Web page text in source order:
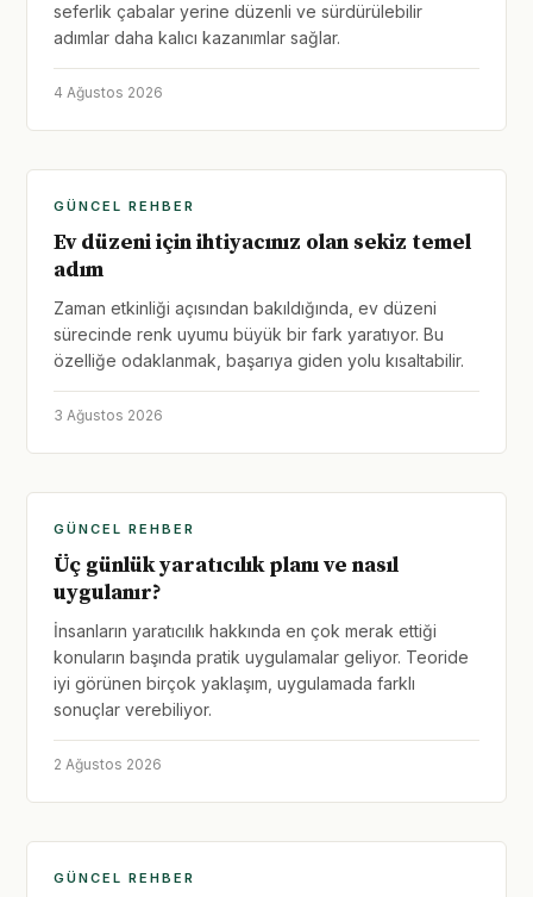
seferlik çabalar yerine düzenli ve sürdürülebilir
adımlar daha kalıcı kazanımlar sağlar.
4 Ağustos 2026
GÜNCEL REHBER
Ev düzeni için ihtiyacınız olan sekiz temel
adım
Zaman etkinliği açısından bakıldığında, ev düzeni
sürecinde renk uyumu büyük bir fark yaratıyor. Bu
özelliğe odaklanmak, başarıya giden yolu kısaltabilir.
3 Ağustos 2026
GÜNCEL REHBER
Üç günlük yaratıcılık planı ve nasıl
uygulanır?
İnsanların yaratıcılık hakkında en çok merak ettiği
konuların başında pratik uygulamalar geliyor. Teoride
iyi görünen birçok yaklaşım, uygulamada farklı
sonuçlar verebiliyor.
2 Ağustos 2026
GÜNCEL REHBER